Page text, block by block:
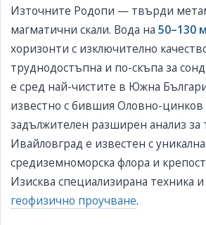
Източните Родопи — твърди
магматични скали. Вода на 50–130 м
хоризонти с изключително
труднодостъпна и по-скъпа за
е сред най-чистите в Южна
известно с бившия Оловно-
задължителен разширен анализ за
Ивайловград е известен с
средиземноморска флора и
Изисква специализирана техника
геофизично проучване.